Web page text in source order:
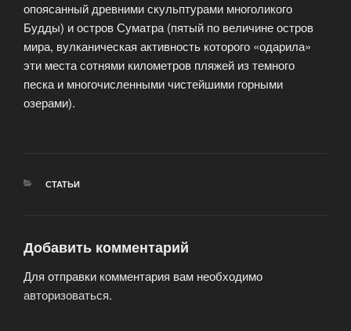
опоясанный древними скульптурами многоликого
Будды) и остров Суматра (пятый по величине остров
мира, вулканическая активность которого «одарила»
эти места сотнями километров пляжей из темного
песка и многочисленными чистейшими горными
озерами).
РУБРИКИ
СТАТЬИ
Добавить комментарий
Для отправки комментария вам необходимо
авторизоваться.